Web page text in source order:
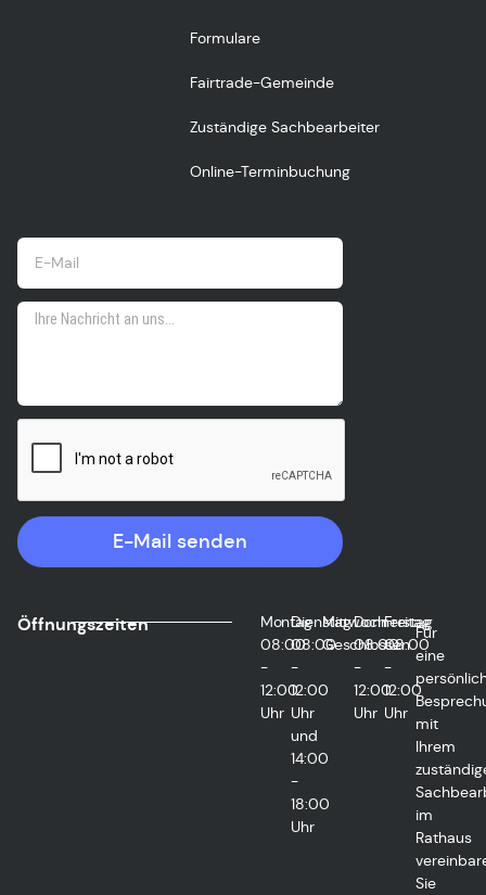
Formulare
Fairtrade-Gemeinde
Zuständige Sachbearbeiter
Online-Terminbuchung
E-Mail senden
Öffnungszeiten
Montag
08:00
-
12:00
Uhr
Dienstag
08:00
-
12:00
Uhr
und
14:00
-
18:00
Uhr
Mittwoch
Geschlossen
Donnerstag
08:00
-
12:00
Uhr
Freitag
08:00
-
12:00
Uhr
Für
eine
mit
Ihrem
im
Rathaus
Sie